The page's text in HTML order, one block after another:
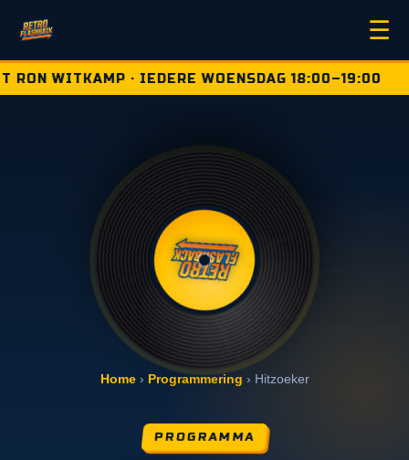
☰
WITKAMP · IEDERE WOENSDAG 18:00–19:00
Home› Programmering › Hitzoeker
PROGRAMMA